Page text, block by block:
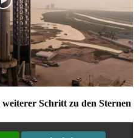
Schritt zu den Sternen